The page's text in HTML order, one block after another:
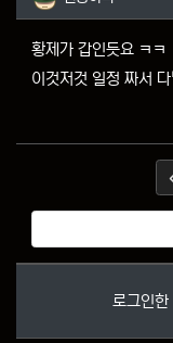
황제가 갑인듯요 ㅋㅋ
이것저것 일정 짜서
로그인한